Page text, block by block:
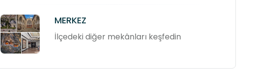
MERKEZ
İlçedeki diğer mekânları keşfedin